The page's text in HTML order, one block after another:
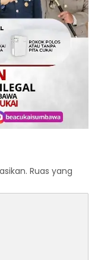
Ruas yang